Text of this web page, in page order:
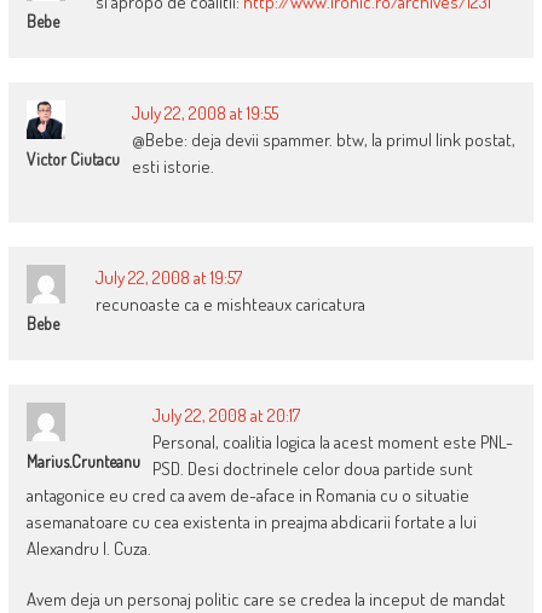
Bebe
Victor Ciutacu
July 22, 2008 at 19:55
@Bebe: deja devii spammer. btw, la primul link postat,
esti istorie.
Bebe
July 22, 2008 at 19:57
recunoaste ca e mishteaux caricatura
Marius.crunteanu
July 22, 2008 at 20:17
Personal, coalitia logica la acest moment este PNL-
PSD. Desi doctrinele celor doua partide sunt
antagonice eu cred ca avem de-aface in Romania cu o situatie
asemanatoare cu cea existenta in preajma abdicarii fortate a lui
Alexandru I. Cuza.
Avem deja un personaj politic care se credea la inceput de mandat